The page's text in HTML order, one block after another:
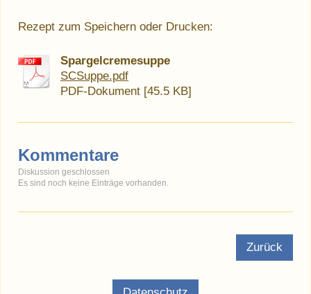
Rezept zum Speichern oder Drucken:
Spargelcremesuppe
SCSuppe.pdf
PDF-Dokument [45.5 KB]
Kommentare
Diskussion geschlossen
Es sind noch keine Einträge vorhanden.
Zurück